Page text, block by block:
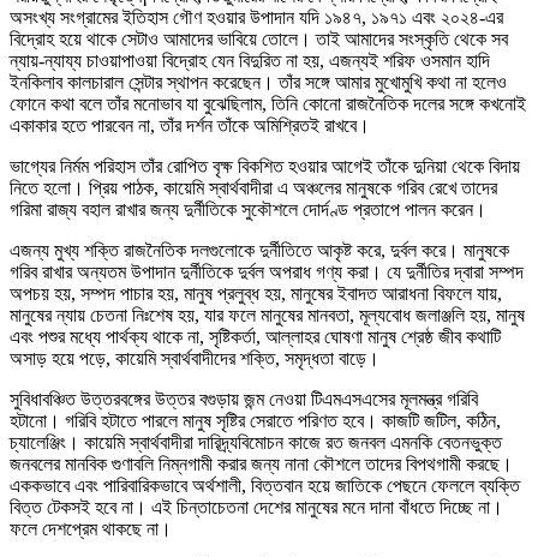
অসংখ্য সংগ্রামের ইতিহাস গৌণ হওয়ার উপাদান যদি ১৯৪৭, ১৯৭১ এবং ২০২৪-এর
বিদ্রোহ হয়ে থাকে সেটাও আমাদের ভাবিয়ে তোলে। তাই আমাদের সংস্কৃতি থেকে সব
ন্যায়-ন্যায্য চাওয়াপাওয়া বিদ্রোহ যেন বিদুরিত না হয়, এজন্যই শরিফ ওসমান হাদি
ইনকিলাব কালচারাল সেন্টার স্থাপন করেছেন। তাঁর সঙ্গে আমার মুখোমুখি কথা না হলেও
ফোনে কথা বলে তাঁর মনোভাব যা বুঝেছিলাম, তিনি কোনো রাজনৈতিক দলের সঙ্গে কখনোই
একাকার হতে পারবেন না, তাঁর দর্শন তাঁকে অমিশ্রিতই রাখবে।
ভাগ্যের নির্মম পরিহাস তাঁর রোপিত বৃক্ষ বিকশিত হওয়ার আগেই তাঁকে দুনিয়া থেকে বিদায়
নিতে হলো। প্রিয় পাঠক, কায়েমি স্বার্থবাদীরা এ অঞ্চলের মানুষকে গরিব রেখে তাদের
গরিমা রাজ্য বহাল রাখার জন্য দুর্নীতিকে সুকৌশলে দোর্দণ্ড প্রতাপে পালন করেন।
এজন্য মুখ্য শক্তি রাজনৈতিক দলগুলোকে দুর্নীতিতে আকৃষ্ট করে, দুর্বল করে। মানুষকে
গরিব রাখার অন্যতম উপাদান দুর্নীতিকে দুর্বল অপরাধ গণ্য করা। যে দুর্নীতির দ্বারা সম্পদ
অপচয় হয়, সম্পদ পাচার হয়, মানুষ প্রলুব্ধ হয়, মানুষের ইবাদত আরাধনা বিফলে যায়,
মানুষের ন্যায় চেতনা নিঃশেষ হয়, যার ফলে মানুষের মানবতা, মূল্যবোধ জলাঞ্জলি হয়, মানুষ
এবং পশুর মধ্যে পার্থক্য থাকে না, সৃষ্টিকর্তা, আল্লাহর ঘোষণা মানুষ শ্রেষ্ঠ জীব কথাটি
অসাড় হয়ে পড়ে, কায়েমি স্বার্থবাদীদের শক্তি, সমৃদ্ধতা বাড়ে।
সুবিধাবঞ্চিত উত্তরবঙ্গের উত্তর বগুড়ায় জন্ম নেওয়া টিএমএসএসের মূলমন্ত্র গরিবি
হটানো। গরিবি হটাতে পারলে মানুষ সৃষ্টির সেরাতে পরিণত হবে। কাজটি জটিল, কঠিন,
চ্যালেঞ্জিং। কায়েমি স্বার্থবাদীরা দারিদ্র্যবিমোচন কাজে রত জনবল এমনকি বেতনভুক্ত
জনবলের মানবিক গুণাবলি নিম্নগামী করার জন্য নানা কৌশলে তাদের বিপথগামী করছে।
এককভাবে এবং পারিবারিকভাবে অর্থশালী, বিত্তবান হয়ে জাতিকে পেছনে ফেললে ব্যক্তি
বিত্ত টেকসই হবে না। এই চিন্তাচেতনা দেশের মানুষের মনে দানা বাঁধতে দিচ্ছে না।
ফলে দেশপ্রেম থাকছে না।